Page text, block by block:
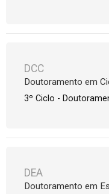
DCC
Doutoramento em
3º Ciclo -
DEA
Doutoramento em